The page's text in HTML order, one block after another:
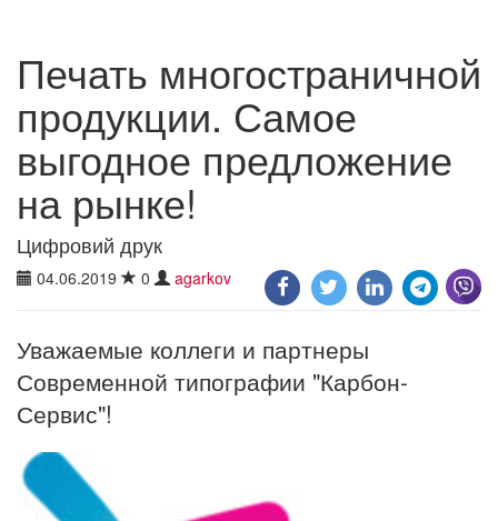
Печать многостраничной
продукции. Самое
выгодное предложение
на рынке!
Цифровий друк
04.06.2019 0 agarkov
Уважаемые коллеги и партнеры
Современной типографии "Карбон-
Сервис"!